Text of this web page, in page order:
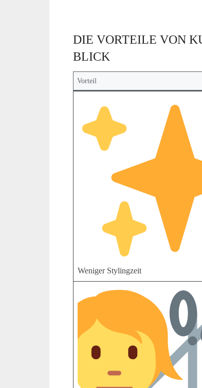
DIE VORTEILE VON
BLICK
Vorteil
Weniger Stylingzeit